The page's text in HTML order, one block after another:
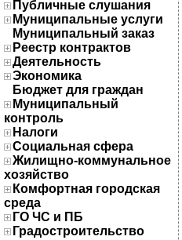
Публичные слушания
Муниципальные услуги
Муниципальный заказ
Реестр контрактов
Деятельность
Экономика
Бюджет для граждан
Муниципальный
контроль
Налоги
Социальная сфера
Жилищно-коммунальное
хозяйство
Комфортная городская
среда
ГО ЧС и ПБ
Градостроительство